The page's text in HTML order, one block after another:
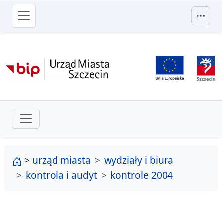
przejdź do głównego menu
strona główna
> urząd miasta
wydziały i biura
kontrola i audyt
kontrole 2004